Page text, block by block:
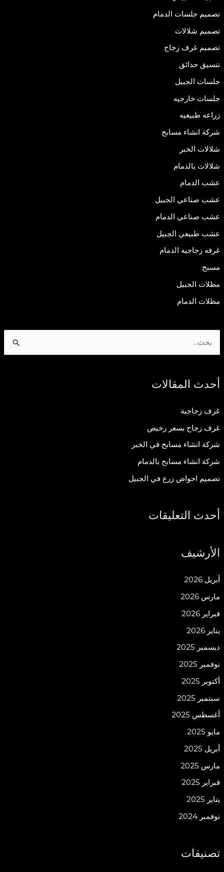
تصميم جلسات الدمام
تصميم شلالات
تصميم غرف زجاج
تنسيق حدائق
جلسات الجبيل
جلسات خارجيه
زراعه طبيعيه
شركة انشاء مسابح
شلالات الخبر
شلالات يالدمام
عشب الدمام
عشب صناعي الجبيل
عشب صناعي الدمام
عشب طبيعي الجبيل
غرفه زجاجيه الدمام
مسبح
مظلات الجبيل
مظلات الدمام
ح
ن
:
أحدث المقالات
غرف زجاجية
غرف زجاج بسعر رخيص
شركة انشاء مسابح في الخبر
شركة انشاء مسابح بالدمام
تصميم احواض زرع في الجبيل
أحدث التعليقات
الأرشيف
أبريل 2026
مارس 2026
فبراير 2026
يناير 2026
ديسمبر 2025
نوفمبر 2025
أكتوبر 2025
سبتمبر 2025
أغسطس 2025
مايو 2025
أبريل 2025
مارس 2025
فبراير 2025
يناير 2025
نوفمبر 2024
تصنيفات